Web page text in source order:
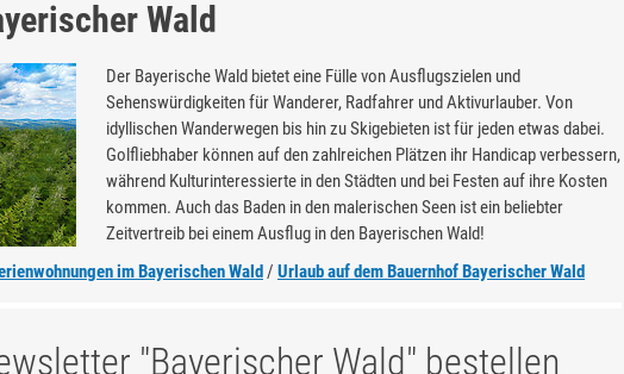
Wald
Der Bayerische Wald bietet eine Fülle von Ausflugszielen und
Sehenswürdigkeiten für Wanderer, Radfahrer und Aktivurlauber. Von
idyllischen Wanderwegen bis hin zu Skigebieten ist für jeden etwas dabei.
Golfliebhaber können auf den zahlreichen Plätzen ihr Handicap verbessern,
während Kulturinteressierte in den Städten und bei Festen auf ihre Kosten
kommen. Auch das Baden in den malerischen Seen ist ein beliebter
Zeitvertreib bei einem Ausflug in den Bayerischen Wald!
im Bayerischen Wald/ Urlaub auf dem Bauernhof Bayerischer Wald
"Bayerischer Wald" bestellen
Genießen Sie Wellness pur im
Nationalpark Bayerischer Wald